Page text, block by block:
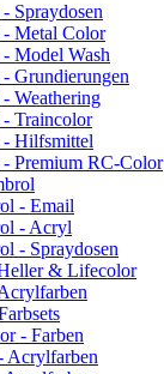
Spraydosen
Metal Color
Model Wash
Grundierungen
Weathering
Traincolor
- Hilfsmittel
Premium RC-Color
- Email
- Acryl
- Spraydosen
& Lifecolor
- Farben
Acrylfarben